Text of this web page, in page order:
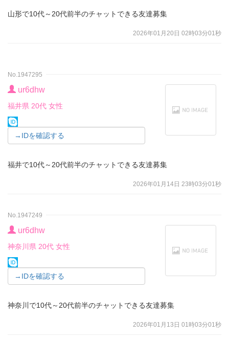
山形で10代～20代前半のチャットできる友達募集
2026年01月20日 02時03分01秒
No.1947295
ur6dhw
福井県 20代 女性
→IDを確認する
福井で10代～20代前半のチャットできる友達募集
2026年01月14日 23時03分01秒
No.1947249
ur6dhw
神奈川県 20代 女性
→IDを確認する
神奈川で10代～20代前半のチャットできる友達募集
2026年01月13日 01時03分01秒